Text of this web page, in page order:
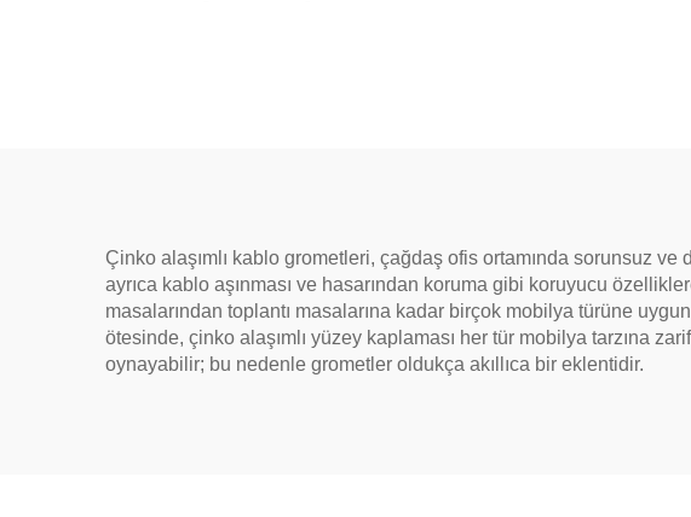
Çinko alaşımlı kablo grometleri, çağdaş ofis ortamında sorunsuz
ayrıca kablo aşınması ve hasarından koruma gibi koruyucu
masalarından toplantı masalarına kadar birçok mobilya türüne
ötesinde, çinko alaşımlı yüzey kaplaması her tür mobilya tarzına
oynayabilir; bu nedenle grometler oldukça akıllıca bir eklentidir.